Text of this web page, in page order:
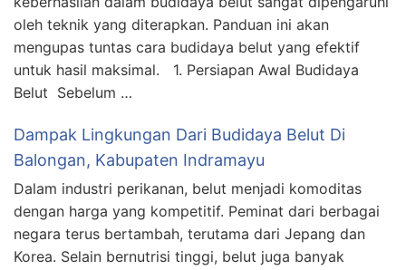
oleh teknik yang diterapkan. Panduan ini akan
mengupas tuntas cara budidaya belut yang efektif
untuk hasil maksimal. 1. Persiapan Awal Budidaya
Belut Sebelum …
Dampak Lingkungan Dari Budidaya Belut Di
Balongan, Kabupaten Indramayu
Dalam industri perikanan, belut menjadi komoditas
dengan harga yang kompetitif. Peminat dari berbagai
negara terus bertambah, terutama dari Jepang dan
Korea. Selain bernutrisi tinggi, belut juga banyak